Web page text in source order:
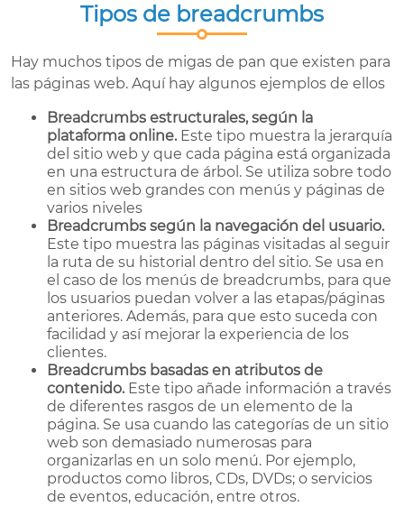
Tipos de breadcrumbs
Hay muchos tipos de migas de pan que existen para
las páginas web. Aquí hay algunos ejemplos de ellos
Breadcrumbs estructurales, según la
plataforma online.Este tipo muestra la jerarquía
del sitio web y que cada página está organizada
en una estructura de árbol. Se utiliza sobre todo
en sitios web grandes con menús y páginas de
varios niveles
Breadcrumbs según la navegación del usuario.
Este tipo muestra las páginas visitadas al seguir
la ruta de su historial dentro del sitio. Se usa en
el caso de los menús de breadcrumbs, para que
los usuarios puedan volver a las etapas/páginas
anteriores. Además, para que esto suceda con
facilidad y así mejorar la experiencia de los
clientes.
Breadcrumbs basadas en atributos de
contenido.Este tipo añade información a través
de diferentes rasgos de un elemento de la
página. Se usa cuando las categorías de un sitio
web son demasiado numerosas para
organizarlas en un solo menú. Por ejemplo,
productos como libros, CDs, DVDs; o servicios
de eventos, educación, entre otros.